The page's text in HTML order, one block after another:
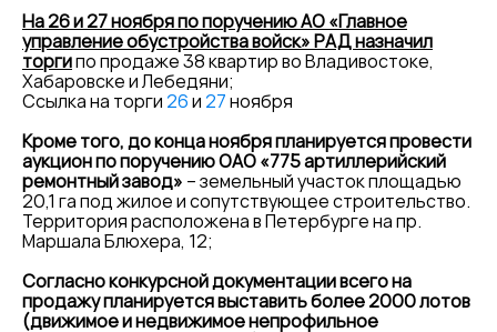
На 26 и 27 ноября по поручению АО «Главное
управление обустройства войск» РАД назначил
торгипо продаже 38 квартир во Владивостоке,
Хабаровске и Лебедяни;
Ссылка на торги 26и 27ноября
Кроме того, до конца ноября планируется провести
аукцион по поручению ОАО «775 артиллерийский
ремонтный завод» – земельный участок площадью
20,1 га под жилое и сопутствующее строительство.
Территория расположена в Петербурге на пр.
Маршала Блюхера, 12;
Согласно конкурсной документации всего на
продажу планируется выставить более 2000 лотов
(движимое и недвижимое непрофильное